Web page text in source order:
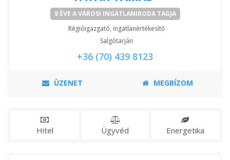
9 ÉVE A VÁROSI INGATLANIRODA TAGJA
Régióigazgató, ingatlanértékesítő
Salgótarján
+36 (70) 439 8123
ÜZENET MEGBÍZOM
Hitel Ügyvéd Energetika